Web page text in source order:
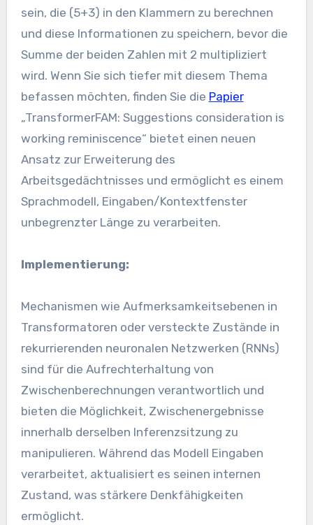
sein, die (5+3) in den Klammern zu berechnen
und diese Informationen zu speichern, bevor die
Summe der beiden Zahlen mit 2 multipliziert
wird. Wenn Sie sich tiefer mit diesem Thema
befassen möchten, finden Sie die Papier
„TransformerFAM: Suggestions consideration is
working reminiscence“ bietet einen neuen
Ansatz zur Erweiterung des
Arbeitsgedächtnisses und ermöglicht es einem
Sprachmodell, Eingaben/Kontextfenster
unbegrenzter Länge zu verarbeiten.
Implementierung:
Mechanismen wie Aufmerksamkeitsebenen in
Transformatoren oder versteckte Zustände in
rekurrierenden neuronalen Netzwerken (RNNs)
sind für die Aufrechterhaltung von
Zwischenberechnungen verantwortlich und
bieten die Möglichkeit, Zwischenergebnisse
innerhalb derselben Inferenzsitzung zu
manipulieren. Während das Modell Eingaben
verarbeitet, aktualisiert es seinen internen
Zustand, was stärkere Denkfähigkeiten
ermöglicht.